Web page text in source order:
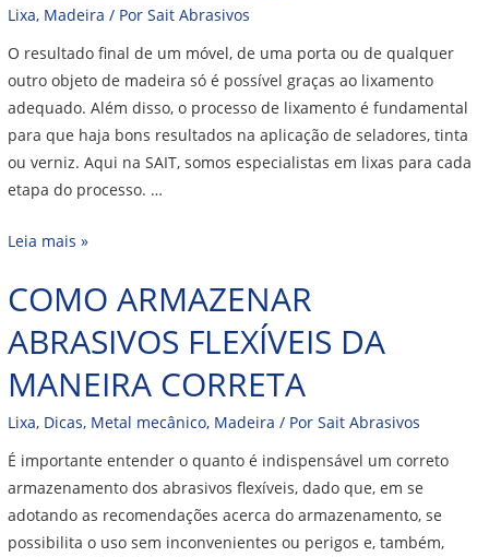
Lixa, Madeira / PorSait Abrasivos
O resultado final de um móvel, de uma porta ou de qualquer
outro objeto de madeira só é possível graças ao lixamento
adequado. Além disso, o processo de lixamento é fundamental
para que haja bons resultados na aplicação de seladores, tinta
ou verniz. Aqui na SAIT, somos especialistas em lixas para cada
etapa do processo. …
Leia mais »
COMO ARMAZENAR
ABRASIVOS FLEXÍVEIS DA
MANEIRA CORRETA
Lixa, Dicas, Metal mecânico, Madeira / PorSait Abrasivos
É importante entender o quanto é indispensável um correto
armazenamento dos abrasivos flexíveis, dado que, em se
adotando as recomendações acerca do armazenamento, se
possibilita o uso sem inconvenientes ou perigos e, também,